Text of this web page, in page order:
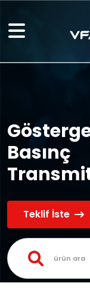
Basınç
Teklif İste